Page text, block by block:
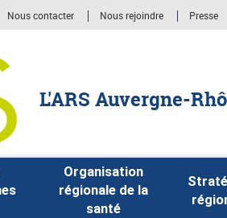
Nous contacter Nous rejoindre Presse
L'ARS Auvergne-
Organisation
régionale de la
santé